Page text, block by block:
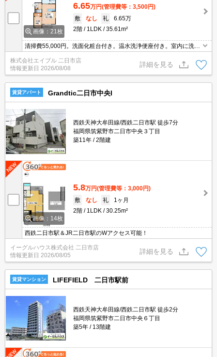
画像：21枚
6.65万円(管理費等：3,500円)
敷
なし 礼
6.65万
2階
1LDK 35.61m²
清掃費55,000円。洗面化粧台付き。温水洗浄便座付き。室内に洗濯
機置場あり。システムキッチン。エアコン1基付き。TVインターホ
ン付き。クローゼット付。バルコニー。2口ガスコンロ付。
株式会社エイブル 二日市店
情報更新日 2026/08/08
詳細を見る
賃貸アパート Grandtic二日市中央I
西鉄天神大牟田線/西鉄二日市駅 徒歩7分
福岡県筑紫野市二日市中央３丁目
築11年
2階建
画像：14枚
5.8万円(管理費等：3,000円)
敷
なし 礼
1ヶ月
2階
1LDK 30.25m²
西鉄二日市駅＆JR二日市駅のWアクセス可能！
イーグルハウス株式会社 二日市店
情報更新日 2026/08/05
詳細を見る
賃貸マンション LIFEFIELD 二日市駅前
西鉄天神大牟田線/西鉄二日市駅 徒歩2分
福岡県筑紫野市二日市中央６丁目
築5年
13階建